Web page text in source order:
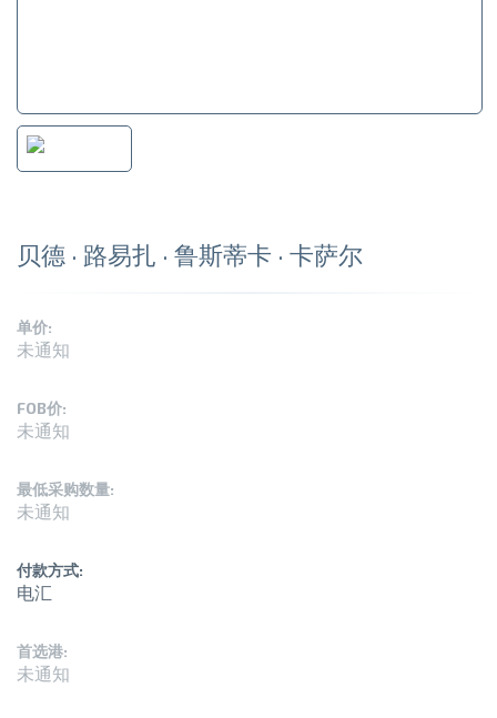
贝德 · 路易扎 · 鲁斯蒂卡 · 卡萨尔
单价:
未通知
FOB价:
未通知
最低采购数量:
未通知
付款方式:
电汇
首选港:
未通知